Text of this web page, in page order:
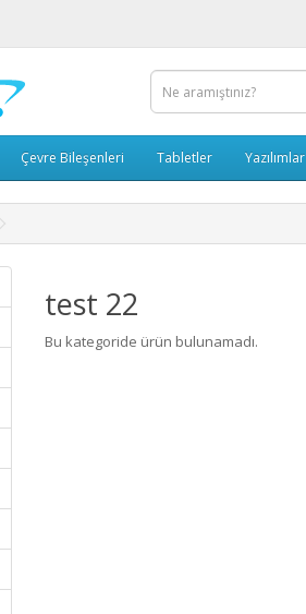
Çevre Bileşenleri Tabletler Yazılımlar
test 22
Bu kategoride ürün bulunamadı.